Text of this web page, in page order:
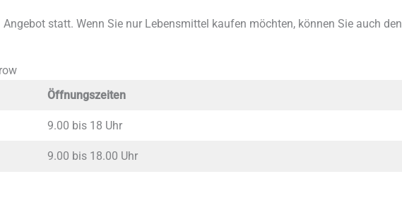
statt. Wenn Sie nur Lebensmittel kaufen möchten, können Sie auch den
Öffnungszeiten
9.00 bis 18 Uhr
9.00 bis 18.00 Uhr